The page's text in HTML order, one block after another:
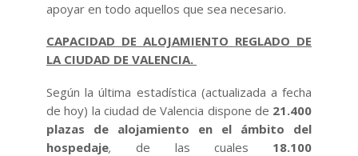
apoyar en todo aquellos que sea necesario.
CAPACIDAD DE ALOJAMIENTO REGLADO DE
LA CIUDAD DE VALENCIA.
Según la última estadística (actualizada a fecha
de hoy) la ciudad de Valencia dispone de 21.400
plazas de alojamiento en el ámbito del
hospedaje, de las cuales 18.100